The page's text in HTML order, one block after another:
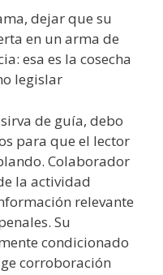
dejar que su
en un arma de
esa es la cosecha
legislar
de guía, debo
para que el lector
Colaborador
la actividad
relevante
Su
condicionado
corroboración